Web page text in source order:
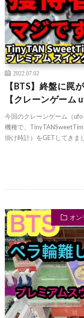
2022.07.02
【BTS】終盤に罠
【クレーンゲーム
今回のクレーンゲーム（
機種で、
掛け時計）をGETしてきま
オン